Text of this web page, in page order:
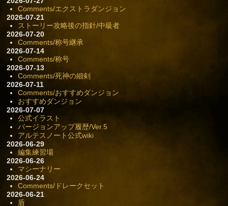
Comments/エクストラダンジョン
2026-07-21
ストーリー攻略後の指針/中級者
2026-07-20
Comments/称号継承
2026-07-14
Comments/称号
2026-07-13
Comments/死神の細剣
2026-07-11
Comments/おすすめダンジョン
おすすめダンジョン
2026-07-07
公式イラスト
バージョンアップ履歴/Ver.5
アルテスノート公式wiki
2026-06-29
編集練習場
2026-06-26
マシーナリー
2026-06-24
Comments/ドレークセット
2026-06-21
盾